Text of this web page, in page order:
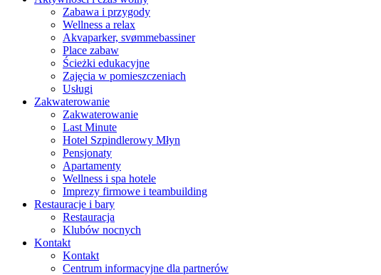
Zabawa i przygody
Wellness a relax
Akvaparker, svømmebassiner
Place zabaw
Ścieżki edukacyjne
Zajęcia w pomieszczeniach
Usługi
Zakwaterowanie
Zakwaterowanie
Last Minute
Hotel Szpindlerowy Młyn
Pensjonaty
Apartamenty
Wellness i spa hotele
Imprezy firmowe i teambuilding
Restauracje i bary
Restauracja
Klubów nocnych
Kontakt
Kontakt
Centrum informacyjne dla partnerów